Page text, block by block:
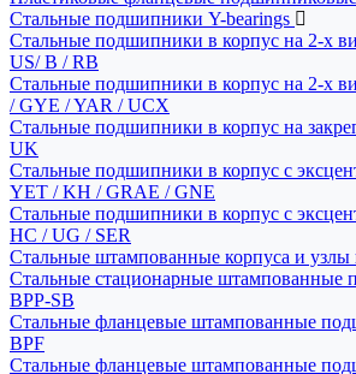
Стальные подшипники Y-bearings
Стальные подшипники в корпус на 2-х
US/ B / RB
Стальные подшипники в корпус на 2-х
/ GYE / YAR / UCX
Стальные подшипники в корпус на
UK
Стальные подшипники в корпус с
YET / KH / GRAE / GNE
Стальные подшипники в корпус с
HC / UG / SER
Стальные штампованные корпуса и узлы
Стальные стационарные штампованные
BPP-SB
Стальные фланцевые штампованные
BPF
Стальные фланцевые штампованные